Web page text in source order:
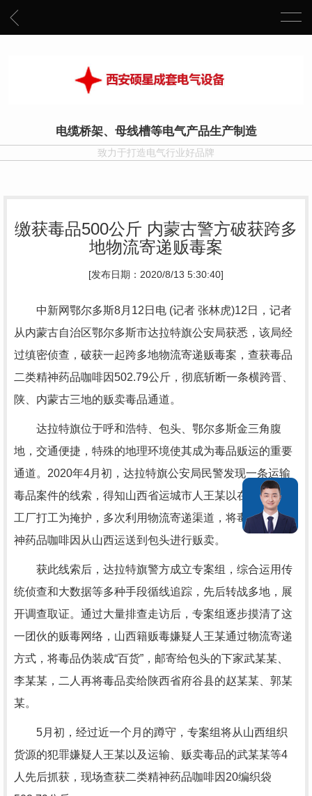
电缆桥架、母线槽等电气产品生产制造
致力于打造电气行业好品牌
缴获毒品500公斤 内蒙古警方破获跨多
地物流寄递贩毒案
[发布日期：2020/8/13 5:30:40]
中新网鄂尔多斯8月12日电 (记者 张林虎)12日，记者
从内蒙古自治区鄂尔多斯市达拉特旗公安局获悉，该局经
过缜密侦查，破获一起跨多地物流寄递贩毒案，查获毒品
二类精神药品咖啡因502.79公斤，彻底斩断一条横跨晋、
陕、内蒙古三地的贩卖毒品通道。
达拉特旗位于呼和浩特、包头、鄂尔多斯金三角腹
地，交通便捷，特殊的地理环境使其成为毒品贩运的重要
通道。2020年4月初，达拉特旗公安局民警发现一条运输
毒品案件的线索，得知山西省运城市人王某以在包头市某
工厂打工为掩护，多次利用物流寄递渠道，将毒品二类精
神药品咖啡因从山西运送到包头进行贩卖。
获此线索后，达拉特旗警方成立专案组，综合运用传
统侦查和大数据等多种手段循线追踪，先后转战多地，展
开调查取证。通过大量排查走访后，专案组逐步摸清了这
一团伙的贩毒网络，山西籍贩毒嫌疑人王某通过物流寄递
方式，将毒品伪装成“百货”，邮寄给包头的下家武某某、
李某某，二人再将毒品卖给陕西省府谷县的赵某某、郭某
某。
5月初，经过近一个月的蹲守，专案组将从山西组织
货源的犯罪嫌疑人王某以及运输、贩卖毒品的武某某等4
人先后抓获，现场查获二类精神药品咖啡因20编织袋